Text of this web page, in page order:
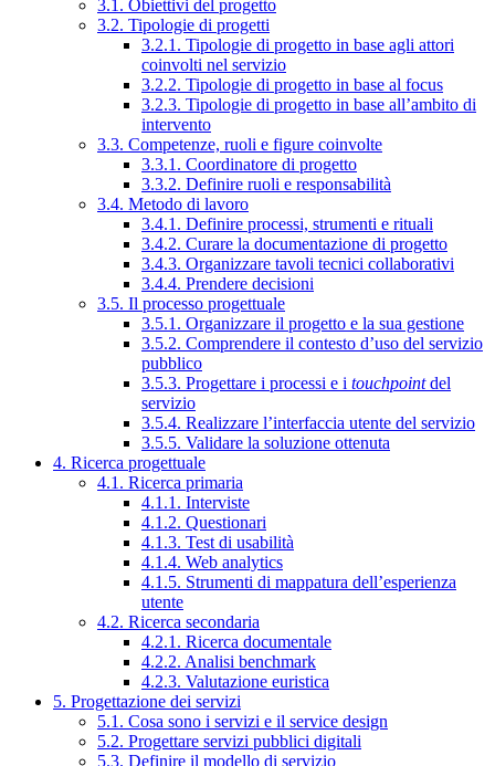
3.1. Obiettivi del progetto
3.2. Tipologie di progetti
3.2.1. Tipologie di progetto in base agli attori
coinvolti nel servizio
3.2.2. Tipologie di progetto in base al focus
3.2.3. Tipologie di progetto in base all’ambito di
intervento
3.3. Competenze, ruoli e figure coinvolte
3.3.1. Coordinatore di progetto
3.3.2. Definire ruoli e responsabilità
3.4. Metodo di lavoro
3.4.1. Definire processi, strumenti e rituali
3.4.2. Curare la documentazione di progetto
3.4.3. Organizzare tavoli tecnici collaborativi
3.4.4. Prendere decisioni
3.5. Il processo progettuale
3.5.1. Organizzare il progetto e la sua gestione
3.5.2. Comprendere il contesto d’uso del servizio
pubblico
3.5.3. Progettare i processi e i touchpointdel
servizio
3.5.4. Realizzare l’interfaccia utente del servizio
3.5.5. Validare la soluzione ottenuta
4. Ricerca progettuale
4.1. Ricerca primaria
4.1.1. Interviste
4.1.2. Questionari
4.1.3. Test di usabilità
4.1.4. Web analytics
4.1.5. Strumenti di mappatura dell’esperienza
utente
4.2. Ricerca secondaria
4.2.1. Ricerca documentale
4.2.2. Analisi benchmark
4.2.3. Valutazione euristica
5. Progettazione dei servizi
5.1. Cosa sono i servizi e il service design
5.2. Progettare servizi pubblici digitali
5.3. Definire il modello di servizio